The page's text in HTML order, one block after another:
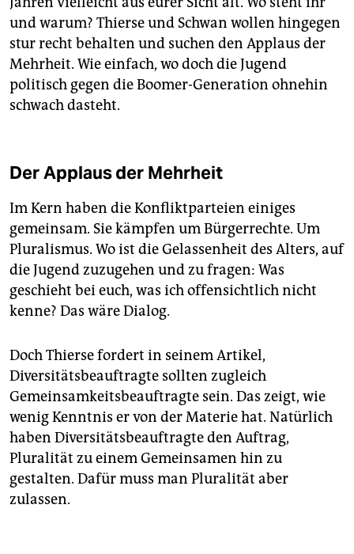
und warum? Thierse und Schwan wollen hingegen
stur recht behalten und suchen den Applaus der
Mehrheit. Wie einfach, wo doch die Jugend
politisch gegen die Boomer-Generation ohnehin
schwach dasteht.
Der Applaus der Mehrheit
Im Kern haben die Konfliktparteien einiges
gemeinsam. Sie kämpfen um Bürgerrechte. Um
Pluralismus. Wo ist die Gelassenheit des Alters, auf
die Jugend zuzugehen und zu fragen: Was
geschieht bei euch, was ich offensichtlich nicht
kenne? Das wäre Dialog.
Doch Thierse fordert in seinem Artikel,
Diversitätsbeauftragte sollten zugleich
Gemeinsamkeitsbeauftragte sein. Das zeigt, wie
wenig Kenntnis er von der Materie hat. Natürlich
haben Diversitätsbeauftragte den Auftrag,
Pluralität zu einem Gemeinsamen hin zu
gestalten. Dafür muss man Pluralität aber
zulassen.